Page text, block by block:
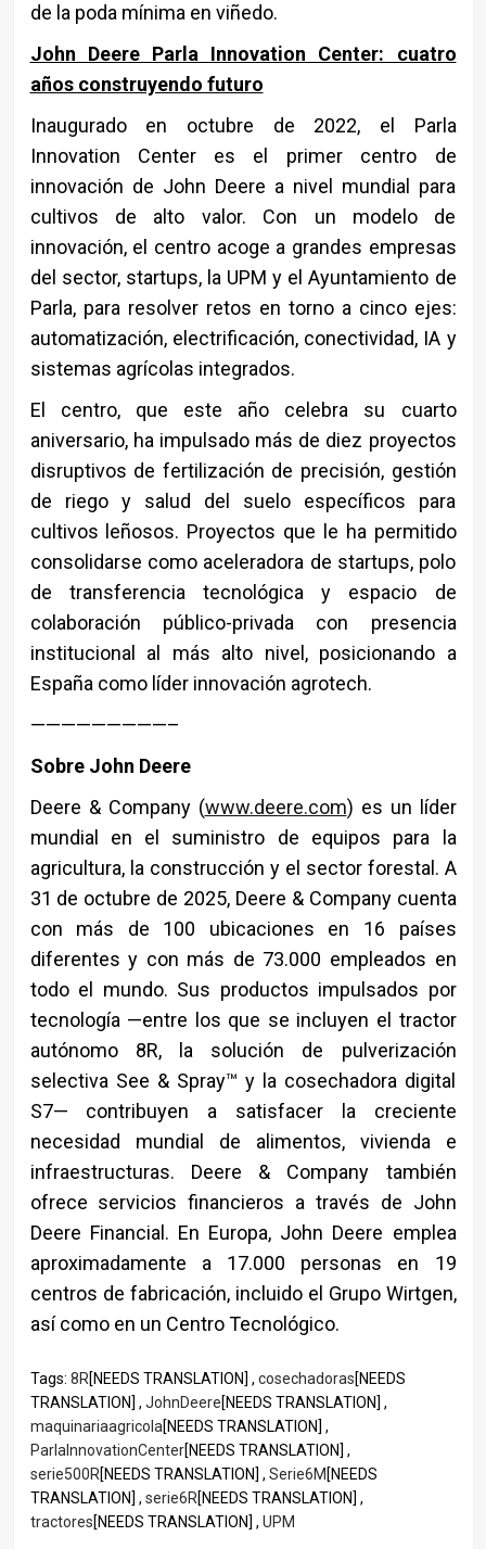
de la poda mínima en viñedo.
John Deere Parla Innovation Center: cuatro
años construyendo futuro
Inaugurado en octubre de 2022, el Parla
Innovation Center es el primer centro de
innovación de John Deere a nivel mundial para
cultivos de alto valor. Con un modelo de
innovación, el centro acoge a grandes empresas
del sector, startups, la UPM y el Ayuntamiento de
Parla, para resolver retos en torno a cinco ejes:
automatización, electrificación, conectividad, IA y
sistemas agrícolas integrados.
El centro, que este año celebra su cuarto
aniversario, ha impulsado más de diez proyectos
disruptivos de fertilización de precisión, gestión
de riego y salud del suelo específicos para
cultivos leñosos. Proyectos que le ha permitido
consolidarse como aceleradora de startups, polo
de transferencia tecnológica y espacio de
colaboración público-privada con presencia
institucional al más alto nivel, posicionando a
España como líder innovación agrotech.
—————————–
Sobre John Deere
Deere & Company (www.deere.com) es un líder
mundial en el suministro de equipos para la
agricultura, la construcción y el sector forestal. A
31 de octubre de 2025, Deere & Company cuenta
con más de 100 ubicaciones en 16 países
diferentes y con más de 73.000 empleados en
todo el mundo. Sus productos impulsados por
tecnología —entre los que se incluyen el tractor
autónomo 8R, la solución de pulverización
selectiva See & Spray™ y la cosechadora digital
S7— contribuyen a satisfacer la creciente
necesidad mundial de alimentos, vivienda e
infraestructuras. Deere & Company también
ofrece servicios financieros a través de John
Deere Financial. En Europa, John Deere emplea
aproximadamente a 17.000 personas en 19
centros de fabricación, incluido el Grupo Wirtgen,
así como en un Centro Tecnológico.
Tags: 8R[NEEDS TRANSLATION] , cosechadoras[NEEDS
TRANSLATION] , JohnDeere[NEEDS TRANSLATION] ,
maquinariaagricola[NEEDS TRANSLATION] ,
ParlaInnovationCenter[NEEDS TRANSLATION] ,
serie500R[NEEDS TRANSLATION] , Serie6M [NEEDS
TRANSLATION] , serie6R[NEEDS TRANSLATION] ,
tractores[NEEDS TRANSLATION] , UPM